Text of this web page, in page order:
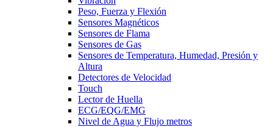
Peso, Fuerza y Flexión
Sensores Magnéticos
Sensores de Flama
Sensores de Gas
Sensores de Temperatura, Humedad, Presión y
Altura
Detectores de Velocidad
Touch
Lector de Huella
ECG/EQG/EMG
Nivel de Agua y Flujo metros